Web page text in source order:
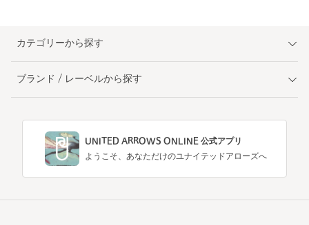
カテゴリーから探す
ブランド / レーベルから探す
UNITED ARROWS ONLINE 公式アプリ
ようこそ、あなただけのユナイテッドアローズへ